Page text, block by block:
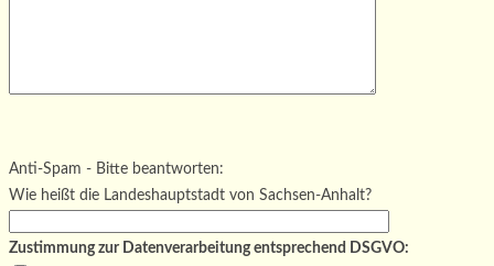
Bitte lasse dieses Feld leer.
Anti-Spam - Bitte beantworten:
Wie heißt die Landeshauptstadt von Sachsen-Anhalt?
Zustimmung zur Datenverarbeitung entsprechend DSGVO: